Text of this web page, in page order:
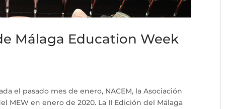
Málaga Education Week
el pasado mes de enero, NACEM, la Asociación
MEW en enero de 2020. La II Edición del Málaga